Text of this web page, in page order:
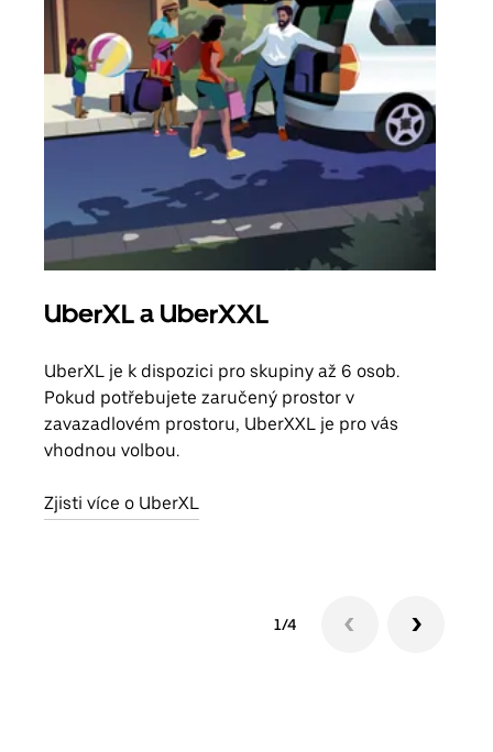
UberXL a UberXXL
UberXL je k dispozici pro skupiny až 6 osob.
Pokud potřebujete zaručený prostor v
zavazadlovém prostoru, UberXXL je pro vás
vhodnou volbou.
Zjisti více o UberXL
1/4